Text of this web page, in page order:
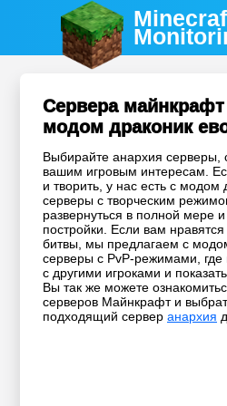
Сервера
модом драконик
Выбирайте анархия серверы,
вашим игровым интересам.
и творить, у нас есть с
серверы с творческим
развернуться в полной мере
постройки. Если вам
битвы, мы предлагаем с
серверы с PvP-режимами, где
с другими игроками и
Вы так же можете
серверов Майнкрафт и
подходящий сервер анархия